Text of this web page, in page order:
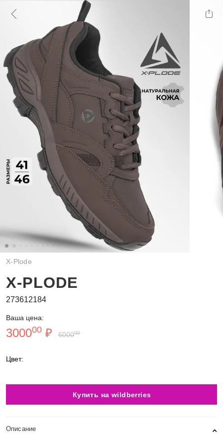
X-Plode
X-PLODE
273612184
Ваша цена:
300000 ₽ 600000
Цвет:
Купить на wildberries
Описание